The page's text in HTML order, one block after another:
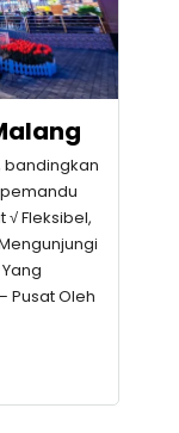
bandingkan
Fleksibel,
Pusat Oleh